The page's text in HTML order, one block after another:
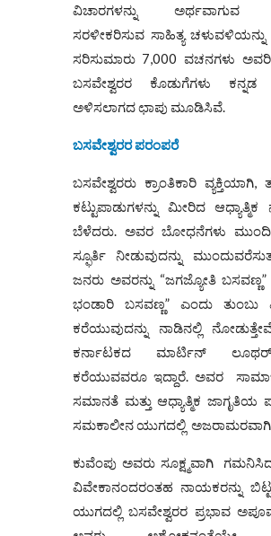
ವಿಚಾರಗಳನ್ನು ಅರ್ಥವಾಗುವ
ಸರಳೀಕರಿಸುವ ಸಾಹಿತ್ಯ
ಸರಿಸುಮಾರು 7,000 ವಚನಗಳು ಅವರಿಗೆ
ಬಸವೇಶ್ವರರ ಕೊಡುಗೆಗಳು ಕನ್ನಡ
ಅಳಿಸಲಾಗದ ಛಾಪು ಮೂಡಿಸಿವೆ.
ಬಸವೇಶ್ವರರ ಪರಂಪರೆ
ಬಸವೇಶ್ವರರು ಕ್ರಾಂತಿಕಾರಿ
ಕಟ್ಟುಪಾಡುಗಳನ್ನು ಮೀರಿದ
ಬೆಳೆದರು. ಅವರ ಬೋಧನೆಗಳು
ಸ್ಫೂರ್ತಿ ನೀಡುವುದನ್ನು
ಜನರು ಅವರನ್ನು “ಜಗಜ್ಯೋತಿ ಬಸವಣ್ಣ”
ಭಂಡಾರಿ ಬಸವಣ್ಣ” ಎಂದು ತುಂಬು
ಕರೆಯುವುದನ್ನು ನಾಡಿನಲ್ಲಿ
ಕರ್ನಾಟಕದ ಮಾರ್ಟಿನ್
ಕರೆಯುವವರೂ ಇದ್ದಾರೆ. ಅವರ
ಸಮಾನತೆ ಮತ್ತು ಆಧ್ಯಾತ್ಮಿಕ
ಸಮಕಾಲೀನ ಯುಗದಲ್ಲಿ
ಕುವೆಂಪು ಅವರು ಸೂಕ್ಷ್ಮವಾಗಿ
ವಿವೇಕಾನಂದರಂತಹ ನಾಯಕರನ್ನು
ಯುಗದಲ್ಲಿ ಬಸವೇಶ್ವರರ ಪ್ರಭಾವ